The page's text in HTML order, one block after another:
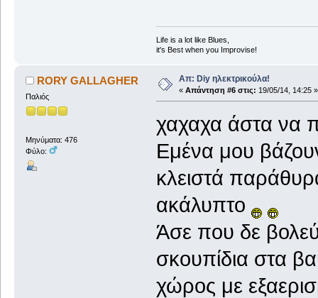
Life is a lot like Blues,
it's Best when you Improvise!
RORY GALLAGHER
Παλιός
Μηνύματα: 476
Φύλο:
Απ: Diy ηλεκτρικούλα!
« Απάντηση #6 στις: 19/05/14, 14:25 »
χαχαχα άστα να
Εμένα μου
κλειστά
ακάλυπτο
Άσε που δε
σκουπίδια στα
χώρος με